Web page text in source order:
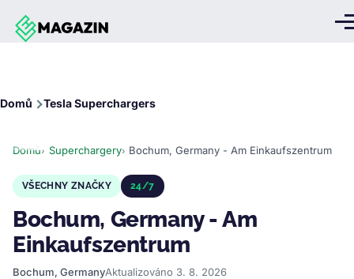
Přejít k hlavnímu obsahu
Domů Tesla Superchargers
Domů Superchargery Bochum, Germany - Am Einkaufszentrum
VŠECHNY ZNAČKY 24/7
Bochum, Germany - Am
Einkaufszentrum
Bochum, GermanyAktualizováno 3. 8. 2026